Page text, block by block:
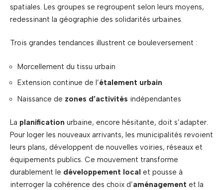
spatiales. Les groupes se regroupent selon leurs moyens,
redessinant la géographie des solidarités urbaines.
Trois grandes tendances illustrent ce bouleversement :
Morcellement du tissu urbain
Extension continue de l’étalement urbain
Naissance de zones d’activités indépendantes
La planification urbaine, encore hésitante, doit s’adapter.
Pour loger les nouveaux arrivants, les municipalités revoient
leurs plans, développent de nouvelles voiries, réseaux et
équipements publics. Ce mouvement transforme
durablement le développement local et pousse à
interroger la cohérence des choix d’aménagement et la